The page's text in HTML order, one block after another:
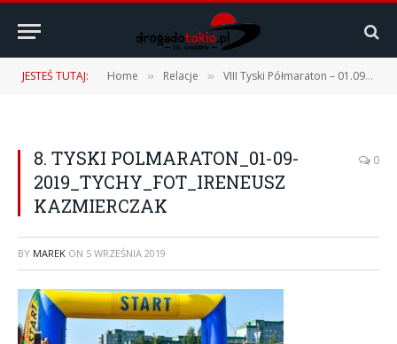
JESTEŚ TUTAJ: Home » Relacje » VIII Tyski Półmaraton – 01.09.2019 r.
8. TYSKI POLMARATON_01-09-
2019_TYCHY_FOT_IRENEUSZ
KAZMIERCZAK
0
BY MAREK ON 5 WRZEŚNIA 2019